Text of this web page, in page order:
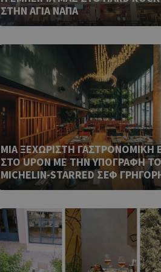
ΣΤΗΝ ΑΓΙΑ ΝΑΠΑ
ΜΙΑ ΞΕΧΩΡΙΣΤΗ ΓΑΣΤΡΟΝΟΜΙΚΗ
ΣΤΟ UPON ΜΕ ΤΗΝ ΥΠΟΓΡΑΦΗ
MICHELIN-STARRED ΣΕΦ
όπως είναι το
push down
δηλαδή να
στον χρήστη
όπως είναι το
push down
την
που
για ένα
μεταβλητών
είναι
ένα καλό
σελίδων.
δηλαδή να